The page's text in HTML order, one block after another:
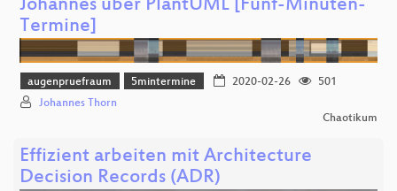
Johannes über PlantUML [Fünf-Minuten-
Termine]
augenpruefraum 5mintermine 2020-02-26
501
Johannes Thorn
Chaotikum
Effizient arbeiten mit Architecture
Decision Records (ADR)